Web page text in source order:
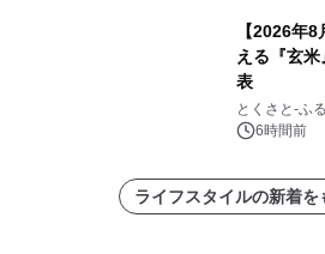
【2026年
える『玄
表
とくさと-ふ
6時間前
ライフスタイルの新着を